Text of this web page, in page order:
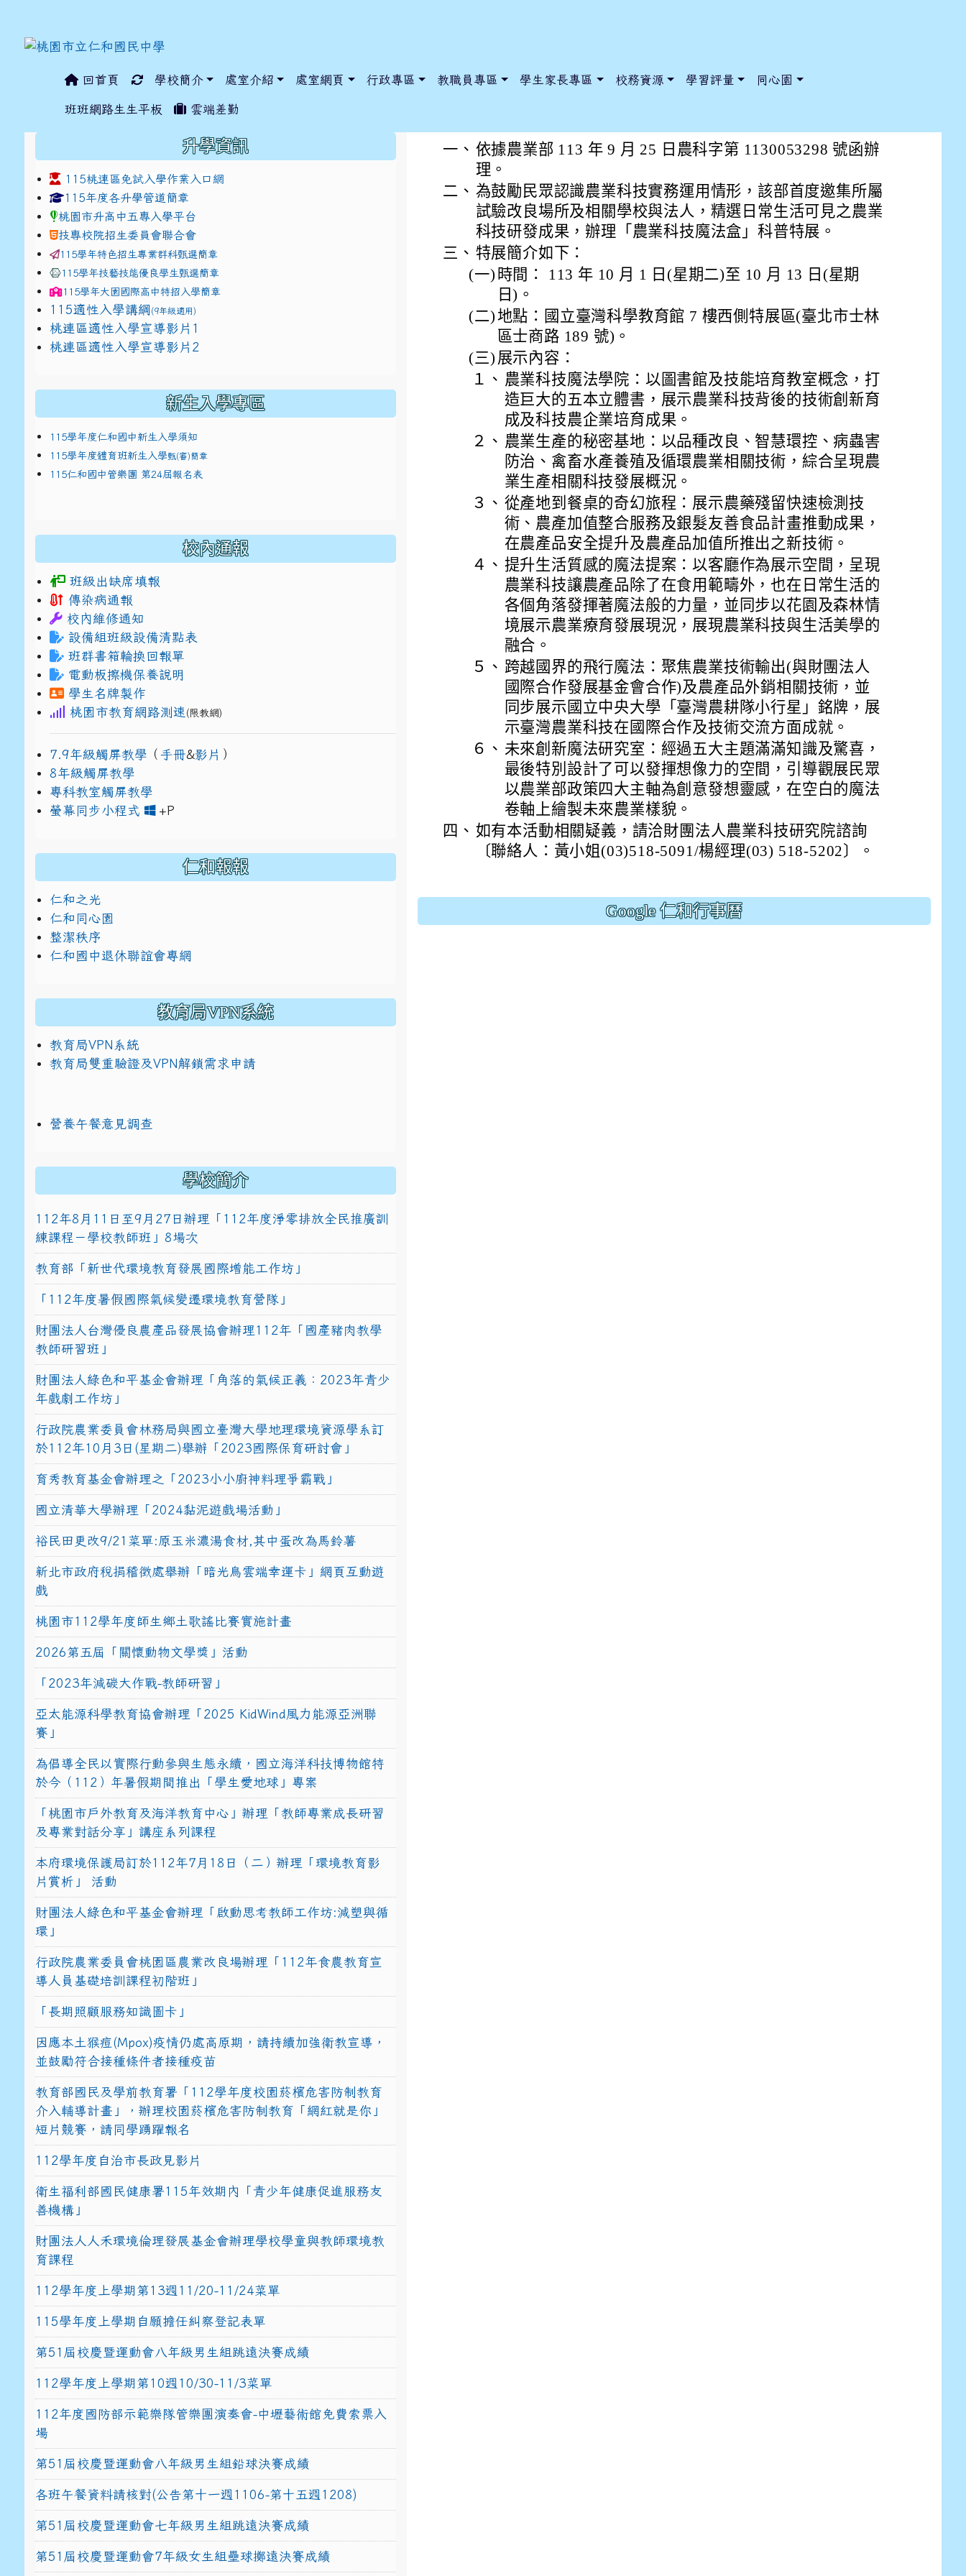
回首頁 學校簡介 處室介紹 處室網頁 行政專區 教職員專區 學生家長專區 校務資源 學習評量 同心園
班班網路生生平板 雲端差勤
農業部辦理「農業科技魔法盒」科普特展活動
一、 依據農業部 113 年 9 月 25 日農科字第 1130053298 號函辦
理。
二、 為鼓勵民眾認識農業科技實務運用情形，該部首度邀集所屬
試驗改良場所及相關學校與法人，精選日常生活可見之農業
科技研發成果，辦理「農業科技魔法盒」科普特展。
三、 特展簡介如下：
(一) 時間： 113 年 10 月 1 日(星期二)至 10 月 13 日(星期
日)。
(二)地點：國立臺灣科學教育館 7 樓西側特展區(臺北市士林
區士商路 189 號)。
(三) 展示內容：
１、 農業科技魔法學院：以圖書館及技能培育教室概念，打
造巨大的五本立體書，展示農業科技背後的技術創新育
成及科技農企業培育成果。
２、 農業生產的秘密基地：以品種改良、智慧環控、病蟲害
防治、禽畜水產養殖及循環農業相關技術，綜合呈現農
業生產相關科技發展概況。
３、 從產地到餐桌的奇幻旅程：展示農藥殘留快速檢測技
術、農產加值整合服務及銀髮友善食品計畫推動成果，
在農產品安全提升及農產品加值所推出之新技術。
４、 提升生活質感的魔法提案：以客廳作為展示空間，呈現
農業科技讓農產品除了在食用範疇外，也在日常生活的
各個角落發揮著魔法般的力量，並同步以花園及森林情
境展示農業療育發展現況，展現農業科技與生活美學的
融合。
５、 跨越國界的飛行魔法：聚焦農業技術輸出(與財團法人
國際合作發展基金會合作)及農產品外銷相關技術，並
同步展示國立中央大學「臺灣農耕隊小行星」銘牌，展
示臺灣農業科技在國際合作及技術交流方面成就。
６、 未來創新魔法研究室：經過五大主題滿滿知識及驚喜，
最後特別設計了可以發揮想像力的空間，引導觀展民眾
以農業部政策四大主軸為創意發想靈感，在空白的魔法
卷軸上繪製未來農業樣貌。
四、 如有本活動相關疑義，請洽財團法人農業科技研究院諮詢
〔聯絡人：黃小姐(03)518-5091/楊經理(03) 518-5202〕。
Google 仁和行事曆
升學資訊
115桃連區免試入學作業入口網
link to https://www.jhjhs.tyc.edu.tw/modules/tadnews/index.php?nsn=5425
115年度各升學管道簡章link to http://tyc.entry.edu.tw/NoExamImitate_TL/NoExamImitateHome/Page/Public/ChooseSys?s=05 style=font-size: 1rem; background-
link to http://tyc.entry.edu.tw/NoExamImitate_TL/NoExamImitateHome/Page/Public/ChooseSys?s=05 style=font-size: 1rem; background-
桃園市升高中五專入學平台
技專校院招生委員會聯合會
115學年特色招生專業群科甄選簡章
115學年技藝技能優良學生甄選簡章
115學年大園國際高中特招入學簡章
115適性入學講綱 (9年級適用)
link to https://docs.google.com/presentation/d/1x3bih9gNpRNolaz0znBOn--g7OisECve/
桃連區適性入學宣導影片1
link to https://docs.google.com/presentation/d/1x3bih9gNpRNolaz0znBOn--g7OisECve/
桃連區適性入學宣導影片2 link to https://docs.go114適性入學講綱 ogle.com/presentation/d/
新生入學專區
115學年度仁和國中新生入學須知
115學年度體育班新生入學甄(審)簡章
115仁和國中管樂團 第24屆報名表
校內通報
班級出缺席填報
傳染病通報
校內維修通知
設備組班級設備清點表
班群書箱輪換回報單
電動板擦機保養說明
學生名牌製作
桃園市教育網路測速 (限教網)
7.9年級觸屏教學 （ 手冊&影片 ）
8年級觸屏教學
專科教室觸屏教學
螢幕同步小程式
+Plink to https://www.jhjhs.tyc.edu.tw/uploads/tad_blocks/file/
link to https://drive.google.com/file/d/1DRAbt49kEePJ5_zYCA1AuLinl3dysZ_8/view?usp=sharing
仁和報報
仁和之光
仁和同心園
整潔秩序
仁和國中退休聯誼會專網
教育局VPN系統
教育局VPN系統
教育局雙重驗證及VPN解鎖需求申請
營養午餐意見調查
學校簡介
112年8月11日至9月27日辦理「112年度淨零排放全民推廣訓
練課程－學校教師班」8場次
教育部「新世代環境教育發展國際增能工作坊」
「112年度暑假國際氣候變遷環境教育營隊」
財團法人台灣優良農產品發展協會辦理112年「國產豬肉教學
教師研習班」
財團法人綠色和平基金會辦理「角落的氣候正義：2023年青少
年戲劇工作坊」
行政院農業委員會林務局與國立臺灣大學地理環境資源學系訂
於112年10月3日(星期二)舉辦「2023國際保育研討會」
育秀教育基金會辦理之「2023小小廚神料理爭霸戰」
國立清華大學辦理「2024黏泥遊戲場活動」
裕民田更改9/21菜單:原玉米濃湯食材,其中蛋改為馬鈴薯
新北市政府稅捐稽徵處舉辦「暗光鳥雲端幸運卡」網頁互動遊
戲
桃園市112學年度師生鄉土歌謠比賽實施計畫
2026第五屆「關懷動物文學獎」活動
「2023年減碳大作戰-教師研習」
亞太能源科學教育協會辦理「2025 KidWind風力能源亞洲聯
賽」
為倡導全民以實際行動參與生態永續，國立海洋科技博物館特
於今（112）年暑假期間推出「學生愛地球」專案
「桃園市戶外教育及海洋教育中心」辦理「教師專業成長研習
及專業對話分享」講座系列課程
本府環境保護局訂於112年7月18日（二）辦理「環境教育影
片賞析」 活動
財團法人綠色和平基金會辦理「啟動思考教師工作坊:減塑與循
環」
行政院農業委員會桃園區農業改良場辦理「112年食農教育宣
導人員基礎培訓課程初階班」
「長期照顧服務知識圖卡」
因應本土猴痘(Mpox)疫情仍處高原期，請持續加強衛教宣導，
並鼓勵符合接種條件者接種疫苗
教育部國民及學前教育署「112學年度校園菸檳危害防制教育
介入輔導計畫」，辦理校園菸檳危害防制教育「網紅就是你」
短片競賽，請同學踴躍報名
112學年度自治市長政見影片
衛生福利部國民健康署115年效期內「青少年健康促進服務友
善機構」
財團法人人禾環境倫理發展基金會辦理學校學童與教師環境教
育課程
112學年度上學期第13週11/20-11/24菜單
115學年度上學期自願擔任糾察登記表單
第51屆校慶暨運動會八年級男生組跳遠決賽成績
112學年度上學期第10週10/30-11/3菜單
112年度國防部示範樂隊管樂團演奏會-中壢藝術館免費索票入
場
第51屆校慶暨運動會八年級男生組鉛球決賽成績
各班午餐資料請核對(公告第十一週1106-第十五週1208)
第51屆校慶暨運動會七年級男生組跳遠決賽成績
第51屆校慶暨運動會7年級女生組壘球擲遠決賽成績